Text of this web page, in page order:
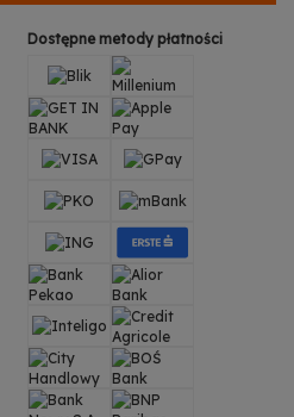
Dostępne metody płatności